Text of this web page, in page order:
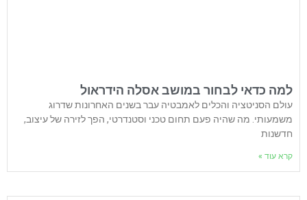
למה כדאי לבחור במושב אסלה הידראול
עולם הסניטציה והכלים לאמבטיה עבר בשנים האחרונות שדרוג
משמעותי. מה שהיה פעם תחום טכני וסטנדרטי, הפך לזירה של עיצוב,
חדשנות
קרא עוד »